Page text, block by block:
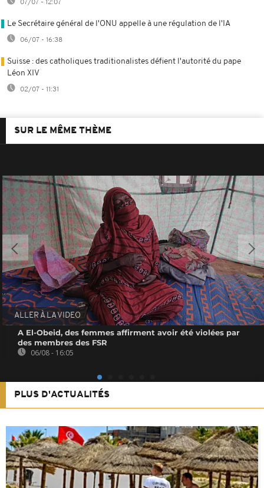
07/07 - 12:07
Le Secrétaire général de l'ONU appelle à une régulation de l'IA
06/07 - 16:38
Suisse : des catholiques traditionalistes défient l'autorité du pape
Léon XIV
02/07 - 11:31
SUR LE MÊME THÈME
ALLER À LA VIDEO
A El-Obeid, des femmes affirment avoir été violées par
des membres des FSR
06/08 - 16:05
PLUS D'ACTUALITÉS